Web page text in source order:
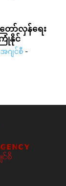
ော်လှန်ရေး
ြုံနိုင်
ဂျင်စီ -